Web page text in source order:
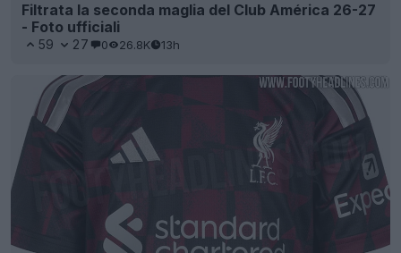
Filtrata la seconda maglia del Club América 26-27
- Foto ufficiali
59 27 0 26.8K 13h